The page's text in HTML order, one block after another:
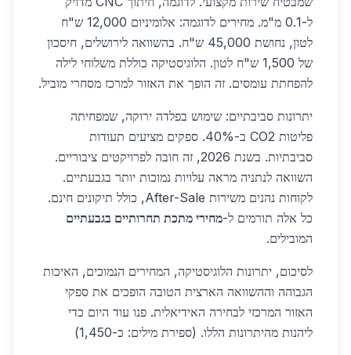
ל-0.1 מ"מ. מחירים לדוגמה: אלומיניום 12,000 ש"ח
לטון, נחושת 45,000 ש"ח. בהשוואה לירושלים, חיסכון
של 1,500 ש"ח לטון. הלוגיסטיקה כוללת משלוחי לילה
להפחתת עומסים. זה הופך את האזור למרכז מסחרי מוביל.
יתרונות סביבתיים: שימוש בפלדה ירוקה, שמפחיתה
פליטות CO2 ב-40%. ספקים מציעים תעודות
סביבתיות. בשנת 2026, זה חובה לפרויקטים ציבוריים.
השוואה לנתניה מראה עלויות נמוכות יותר בגבעתיים.
לקוחות נהנים משירות After-Sale, כולל תיקונים חינם.
כל אלה תורמים ל-מחירי מתכת תחרותיים בגבעתיים
המובילים.
לסיכום, יתרונות הלוגיסטיקה, המחירים הנמוכים, האיכות
הגבוהה וההשוואה הארצית הטובה הופכים את ספקי
האזור המרכזי לבחירה האידיאלית. פנו עוד היום כדי
ליהנות מהיתרונות הללו. (ספירת מילים: כ-1,450)